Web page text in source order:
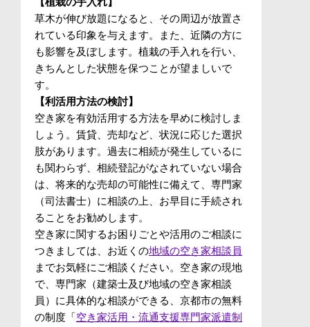
草木が伸び放題になると、その周辺が放置さ
れている印象を与えます。また、近隣の方に
も影響を及ぼします。植栽の手入れを行い、
きちんとした状態を保つことが望ましいで
す。
【利活用方法の検討】
空き家を有効活用する方法を早めに検討しま
しょう。賃貸、売却など、状況に応じた選択
肢があります。過去に相続が発生しているに
も関わらず、相続登記がなされていない場合
は、将来的な売却の可能性に備えて、専門家
（司法書士）に相談の上、お早目に手続され
ることをお勧めします。
空き家に関するお困りごとや活用のご相談に
つきましては、お近くの地域の空き家相談員
までお気軽にご相談ください。空き家の現地
で、専門家（建築士及び地域の空き家相談
員）に具体的な相談ができる、京都市の無料
の制度 「空き家活用・流通支援専門家派遣制